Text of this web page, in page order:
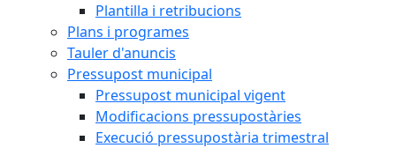
Plantilla i retribucions
Plans i programes
Tauler d'anuncis
Pressupost municipal
Pressupost municipal vigent
Modificacions pressupostàries
Execució pressupostària trimestral